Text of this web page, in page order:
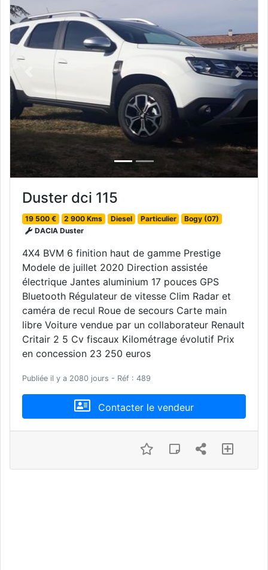
Next
Duster dci 115
19 500 € 2 900 Kms Diesel Particulier
Bogy (07)
DACIA Duster
4X4 BVM 6 finition haut de gamme Prestige
Modele de juillet 2020 Direction assistée
électrique Jantes aluminium 17 pouces GPS
Bluetooth Régulateur de vitesse Clim Radar et
caméra de recul Roue de secours Carte main
libre Voiture vendue par un collaborateur Renault
Critair 2 5 Cv fiscaux Kilométrage évolutif Prix
en concession 23 250 euros
Publiée il y a 2080 jours - Réf : 489
Contacter le vendeur